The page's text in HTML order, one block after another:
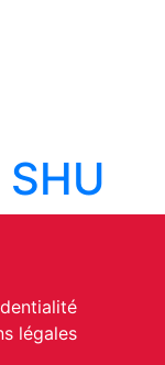
légales